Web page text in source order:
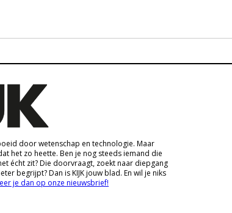
door wetenschap en technologie. Maar
het zo heette. Ben je nog steeds iemand die
écht zit? Die doorvraagt, zoekt naar diepgang
begrijpt? Dan is KIJK jouw blad. En wil je niks
je dan op onze nieuwsbrief!